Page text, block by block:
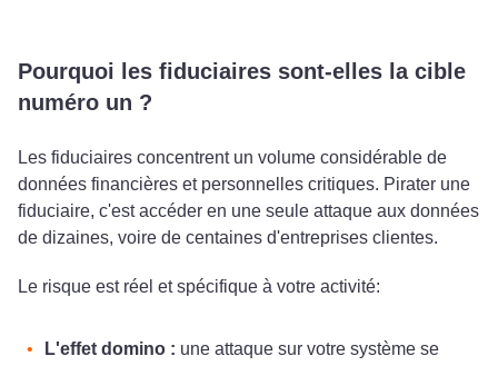
Pourquoi les fiduciaires sont-elles la cible
numéro un ?
Les fiduciaires concentrent un volume considérable de
données financières et personnelles critiques. Pirater une
fiduciaire, c'est accéder en une seule attaque aux données
de dizaines, voire de centaines d'entreprises clientes.
Le risque est réel et spécifique à votre activité:
L'effet domino : une attaque sur votre système se